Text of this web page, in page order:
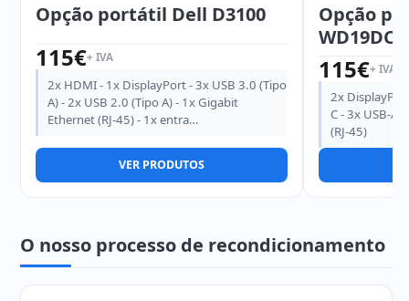
Opção portátil Dell D3100
115€+ IVA
2x HDMI - 1x DisplayPort - 3x USB 3.0 (Tipo
A) - 2x USB 2.0 (Tipo A) - 1x Gigabit
Ethernet (RJ-45) - 1x entra…
VER PRODUTOS
Opção
115€+ IVA
2x
C - 3x USB-A
(RJ-45)
O nosso processo de recondicionamento